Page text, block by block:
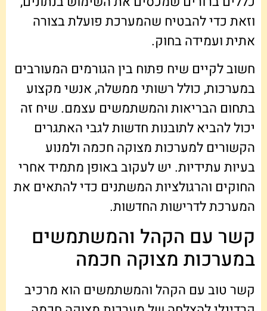
וזאת כדי להבטיח שהמערכת פועלת בצורה
אתית ועמידה בחוק.
חשוב לקיים שיח פתוח בין הגורמים המעורבים
במערכות, כולל רשותי ממשלה, אנשי מקצוע
בתחום הבריאות והמשתמשים עצמם. שיח זה
יכול להביא לתובנות חדשות לגבי האתגרים
הקשורים למערכות מצוקה חכמה ולמנוע
בעיות עתידיות. יש לעקוב באופן מתמיד אחרי
החוקים והרגולציות המשתנים כדי להתאים את
המערכת לדרישות החדשות.
קשר עם הקהל והמשתמשים
במערכות מצוקה חכמה
קשר טוב עם הקהל והמשתמשים הוא מרכיב